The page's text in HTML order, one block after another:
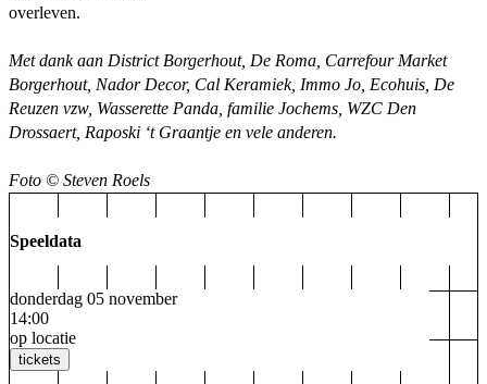
overleven.
Met dank aan District Borgerhout, De Roma, Carrefour Market
Borgerhout, Nador Decor, Cal Keramiek, Immo Jo, Ecohuis, De
Reuzen vzw, Wasserette Panda, familie Jochems, WZC Den
Drossaert, Raposki ‘t Graantje en vele anderen.
Foto © Steven Roels
Speeldata
donderdag 05 november
14:00
op locatie
tickets